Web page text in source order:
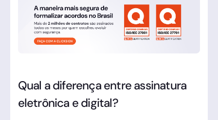
Qual a diferença entre assinatura
eletrônica e digital?